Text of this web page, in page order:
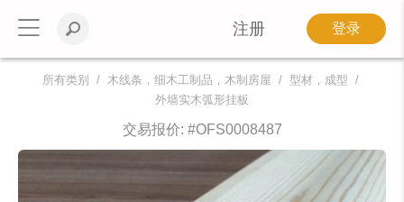
注册 登录
所有类别 木线条，细木工制品，木制房屋
型材，成型
外墙实木弧形挂板
交易报价: #OFS0008487